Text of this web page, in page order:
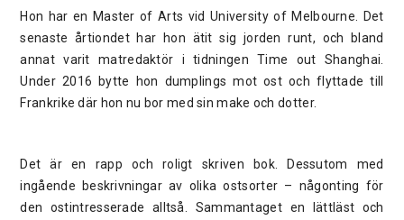
Hon har en Master of Arts vid University of Melbourne. Det
senaste årtiondet har hon ätit sig jorden runt, och bland
annat varit matredaktör i tidningen Time out Shanghai.
Under 2016 bytte hon dumplings mot ost och flyttade till
Frankrike där hon nu bor med sin make och dotter.
Det är en rapp och roligt skriven bok. Dessutom med
ingående beskrivningar av olika ostsorter – någonting för
den ostintresserade alltså. Sammantaget en lättläst och